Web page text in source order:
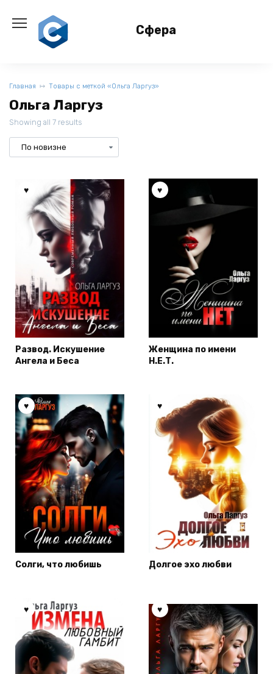
содержанию
Сфера
Главная Товары с меткой «Ольга Ларгуз»
Ольга Ларгуз
Showing all 7 results
Развод. Искушение
Ангела и Беса
Женщина по имени
Н.Е.Т.
Солги, что любишь Долгое эхо любви